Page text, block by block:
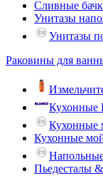
Сливные
Унитазы
Унитазы
Раковины для
Кухонные
Кухонные
Пьедесталы